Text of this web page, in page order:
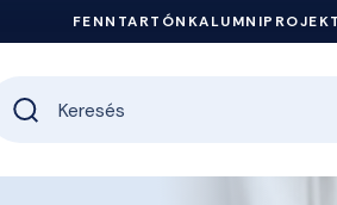
FENNTARTÓNKALUMNI